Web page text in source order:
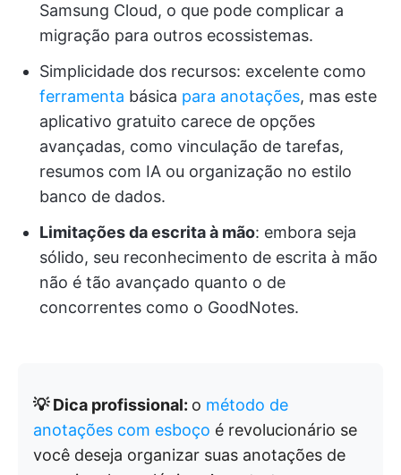
Samsung Cloud, o que pode complicar a
migração para outros ecossistemas.
Simplicidade dos recursos: excelente como
ferramenta básica para anotações, mas este
aplicativo gratuito carece de opções
avançadas, como vinculação de tarefas,
resumos com IA ou organização no estilo
banco de dados.
Limitações da escrita à mão: embora seja
sólido, seu reconhecimento de escrita à mão
não é tão avançado quanto o de
concorrentes como o GoodNotes.
💡 Dica profissional: o método de
anotações com esboço é revolucionário se
você deseja organizar suas anotações de